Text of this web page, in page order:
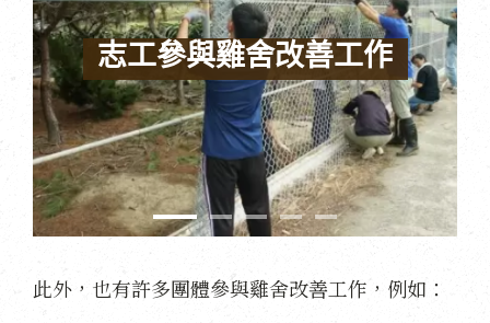
志工參與雞舍改善工作
此外，也有許多團體參與雞舍改善工作，例如：